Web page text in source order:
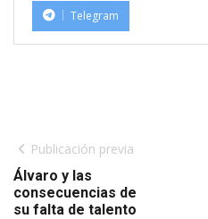
Telegram
Publicación previa
Álvaro y las
consecuencias de
su falta de talento